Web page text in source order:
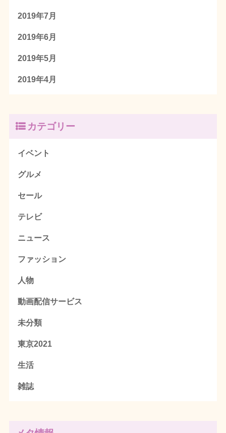
2019年7月
2019年6月
2019年5月
2019年4月
カテゴリー
イベント
グルメ
セール
テレビ
ニュース
ファッション
人物
動画配信サービス
未分類
東京2021
生活
雑誌